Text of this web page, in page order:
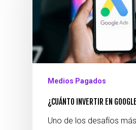
Medios Pagados
¿CUÁNTO INVERTIR EN
Uno de los desafíos